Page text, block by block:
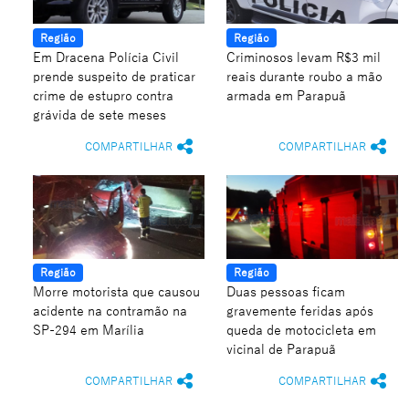
Região
Em Dracena Polícia Civil
prende suspeito de praticar
crime de estupro contra
grávida de sete meses
COMPARTILHAR
Região
Criminosos levam R$3 mil
reais durante roubo a mão
armada em Parapuã
COMPARTILHAR
Região
Morre motorista que causou
acidente na contramão na
SP-294 em Marília
COMPARTILHAR
Região
Duas pessoas ficam
gravemente feridas após
queda de motocicleta em
vicinal de Parapuã
COMPARTILHAR